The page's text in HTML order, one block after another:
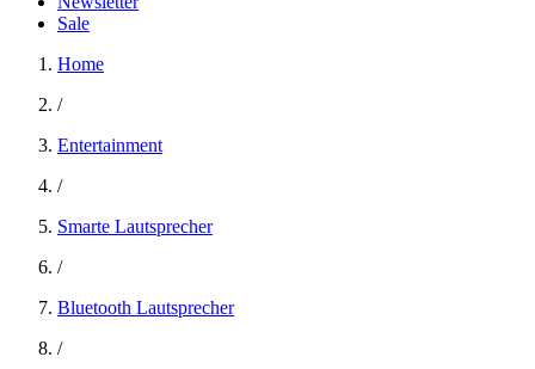
Sale
Home
/
Entertainment
/
Smarte Lautsprecher
/
Bluetooth Lautsprecher
/